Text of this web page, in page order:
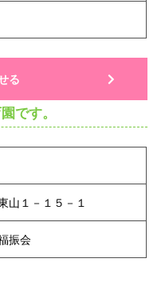
る
です。
山１－１５－１
振会